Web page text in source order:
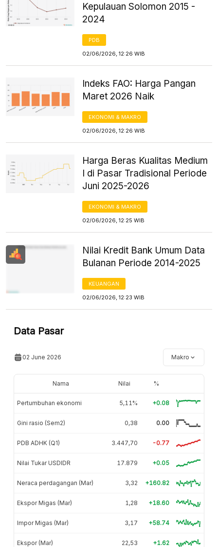
Kepulauan Solomon 2015 -
2024
PDB
02/06/2026, 12:26 WIB
Indeks FAO: Harga Pangan
Maret 2026 Naik
EKONOMI & MAKRO
02/06/2026, 12:26 WIB
Harga Beras Kualitas Medium
I di Pasar Tradisional Periode
Juni 2025-2026
EKONOMI & MAKRO
02/06/2026, 12:25 WIB
Nilai Kredit Bank Umum Data
Bulanan Periode 2014-2025
KEUANGAN
02/06/2026, 12:23 WIB
Data Pasar
02 June 2026 Makro
Nama Nilai %
Pertumbuhan ekonomi 5,11% +0.08
Gini rasio (Sem2) 0,38 0.00
PDB ADHK (Q1) 3.447,70 -0.77
Nilai Tukar USDIDR 17.879 +0.05
Neraca perdagangan (Mar) 3,32 +160.82
Ekspor Migas (Mar) 1,28 +18.60
Impor Migas (Mar) 3,17 +58.74
Ekspor (Mar) 22,53 +1.62